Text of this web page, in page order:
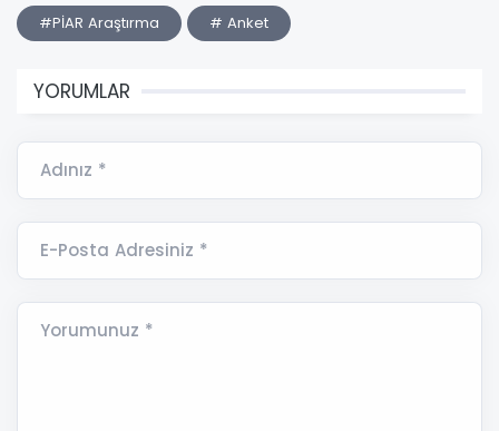
#PİAR Araştırma # Anket
YORUMLAR
Adınız *
E-Posta Adresiniz *
Yorumunuz *